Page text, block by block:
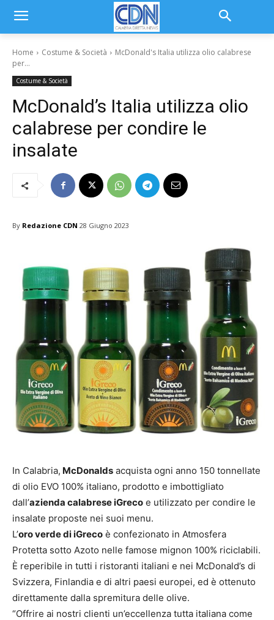
Home Costume & Società
McDonald's Italia utilizza olio calabrese
per...
Costume & Società
McDonald’s Italia utilizza olio
calabrese per condire le
insalate
By Redazione CDN 28 Giugno 2023
In Calabria, McDonalds acquista ogni anno 150 tonnellate
di olio EVO 100% italiano, prodotto e imbottigliato
dall’azienda calabrese iGreco e utilizzato per condire le
insalate proposte nei suoi menu.
L’oro verde di iGreco è confezionato in Atmosfera
Protetta sotto Azoto nelle famose mignon 100% riciclabili.
È reperibile in tutti i ristoranti italiani e nei McDonald’s di
Svizzera, Finlandia e di altri paesi europei, ed è ottenuto
direttamente dalla spremitura delle olive.
“Offrire ai nostri clienti un’eccellenza tutta italiana come